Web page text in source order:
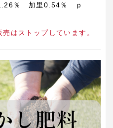
％ 加里0.54％ ｐ
はストップしています。